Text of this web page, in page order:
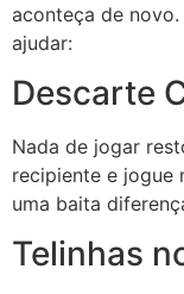
aconteça de
ajudar:
Descarte
Nada de jogar
recipiente e jogue
uma baita
Telinhas